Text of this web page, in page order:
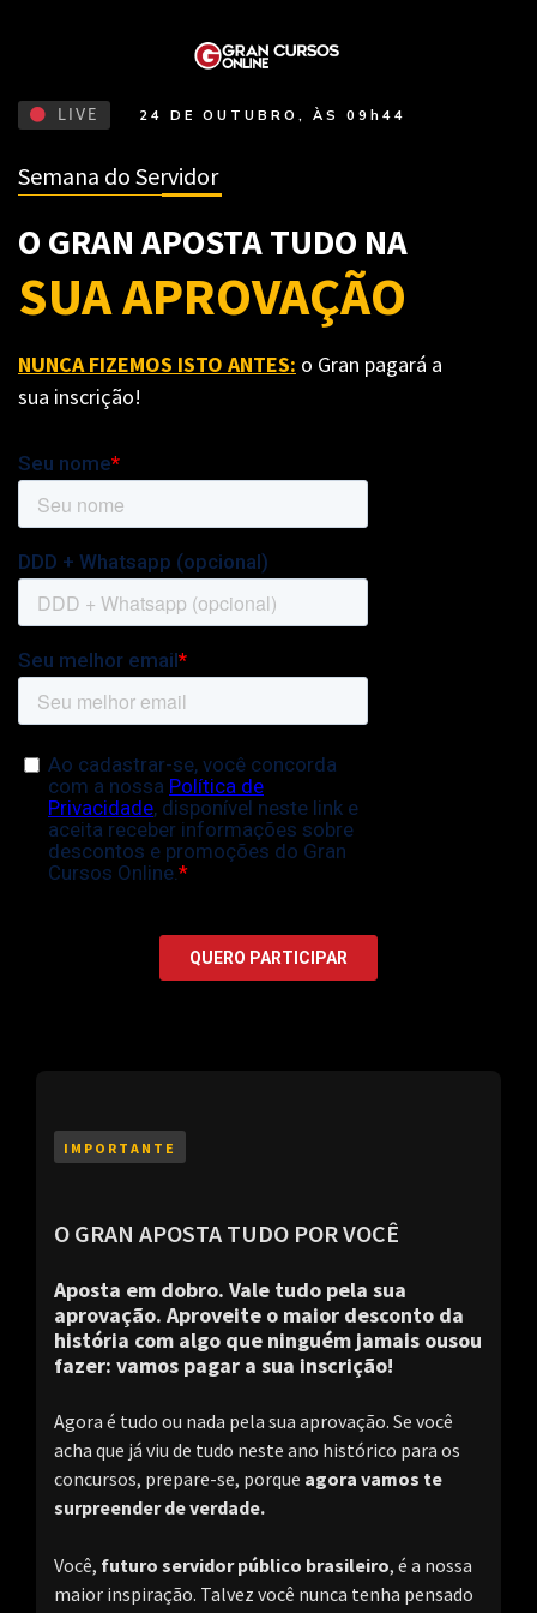
LIVE 24 DE OUTUBRO, ÀS 09h44
Semana do Servidor
O GRAN APOSTA TUDO NA
SUA APROVAÇÃO
NUNCA FIZEMOS ISTO ANTES: o Gran pagará a
sua inscrição!
IMPORTANTE
O GRAN APOSTA TUDO POR VOCÊ
Aposta em dobro. Vale tudo pela sua
aprovação. Aproveite o maior desconto da
história com algo que ninguém jamais ousou
fazer: vamos pagar a sua inscrição!
Agora é tudo ou nada pela sua aprovação. Se você
acha que já viu de tudo neste ano histórico para os
concursos, prepare-se, porque agora vamos te
surpreender de verdade.
Você, futuro servidor público brasileiro, é a nossa
maior inspiração. Talvez você nunca tenha pensado